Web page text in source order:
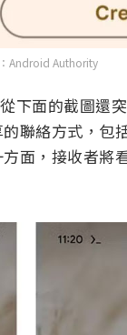
Android Authority
下面的截圖還
聯絡方式，包
面，接收者將